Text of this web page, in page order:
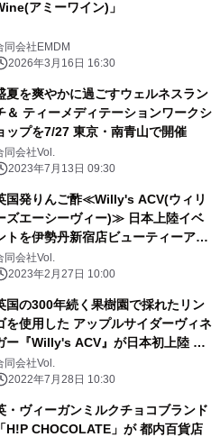
アミーワイン)」
同会社EMDM
2026年3月16日 16:30
夏を爽やかに過ごすウェルネスラン
＆ ティーメディテーションワークシ
ップを7/27 東京・南青山で開催
同会社Vol.
2023年7月13日 09:30
国発りんご酢≪Willy's ACV(ウィリ
ズエーシーヴィー)≫ 日本上陸イベ
トを伊勢丹新宿店ビューティーアポ
カリーで開催
同会社Vol.
2023年2月27日 10:00
国の300年続く果樹園で採れたリン
を使用した アップルサイダーヴィネ
ー『Willy's ACV』が日本初上陸 7
27日(水)「Makuake」にてプロジェ
トスタート！
同会社Vol.
2022年7月28日 10:30
・ヴィーガンミルクチョコブランド
「H!P CHOCOLATE」が 都内百貨店